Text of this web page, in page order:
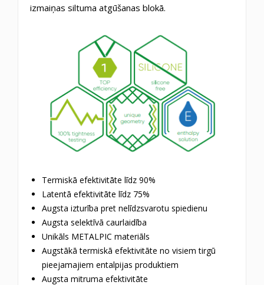
izmaiņas siltuma atgūšanas blokā.
Termiskā efektivitāte līdz 90%
Latentā efektivitāte līdz 75%
Augsta izturība pret nelīdzsvarotu spiedienu
Augsta selektīvā caurlaidība
Unikāls METALPIC materiāls
Augstākā termiskā efektivitāte no visiem tirgū
pieejamajiem entalpijas produktiem
Augsta mitruma efektivitāte